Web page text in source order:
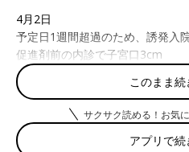
4月2日
予定日1週間超過のため、誘発入
促進剤前の内診で子宮口3cm
バルーン回避！
この時はすぐに産まれそうとか呑
10:00
促進剤投与開始
このまま
サクサク読める！お気
アプリで